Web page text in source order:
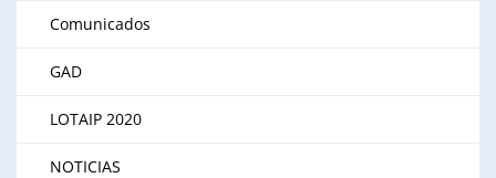
Comunicados
GAD
LOTAIP 2020
NOTICIAS